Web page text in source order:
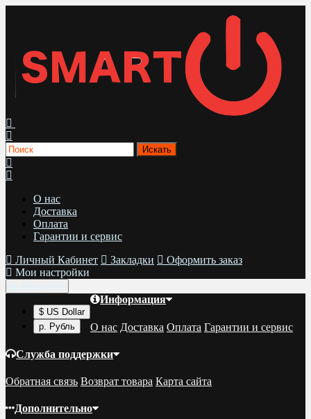
О нас
Доставка
Оплата
Гарантии и сервис
Личный Кабинет
Закладки
Оформить заказ
Мои настройки
$ US Dollar
р. Рубль
Информация
О нас Доставка Оплата Гарантии и сервис
Служба поддержки
Обратная связь Возврат товара Карта сайта
Дополнительно